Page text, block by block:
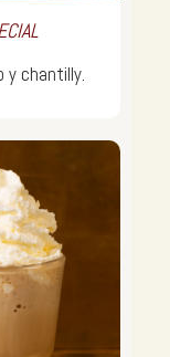
y chantilly.